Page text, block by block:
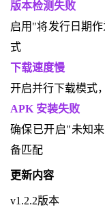
版本检测失败
启用"将发行日期
式
下载速度慢
开启并行下载模式
APK 安装失败
确保已开启"未知
备匹配
更新内容
v1.2.2版本